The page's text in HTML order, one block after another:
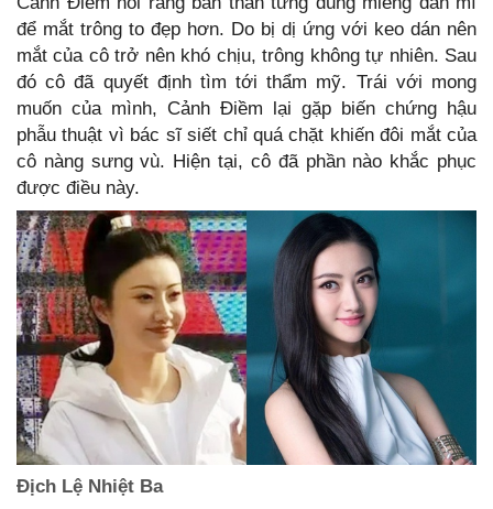
để mắt trông to đẹp hơn. Do bị dị ứng với keo dán nên
mắt của cô trở nên khó chịu, trông không tự nhiên. Sau
đó cô đã quyết định tìm tới thẩm mỹ. Trái với mong
muốn của mình, Cảnh Điềm lại gặp biến chứng hậu
phẫu thuật vì bác sĩ siết chỉ quá chặt khiến đôi mắt của
cô nàng sưng vù. Hiện tại, cô đã phần nào khắc phục
được điều này.
Địch Lệ Nhiệt Ba